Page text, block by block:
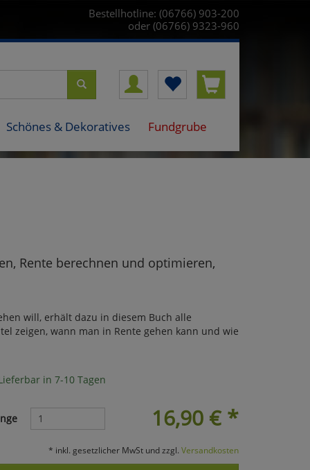
Bestellhotline: (06766) 903-200
oder (06766) 9323-960
Schönes & Dekoratives Fundgrube
Rente berechnen und optimieren,
will, erhält dazu in diesem Buch alle
zeigen, wann man in Rente gehen kann und wie
in 7-10 Tagen
16,90 €*
* inkl. gesetzlicher MwSt und zzgl. Versandkosten